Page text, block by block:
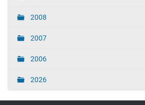
2008
2007
2006
2026